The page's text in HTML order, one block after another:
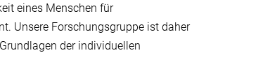
eines Menschen für
Unsere Forschungsgruppe ist daher
der individuellen